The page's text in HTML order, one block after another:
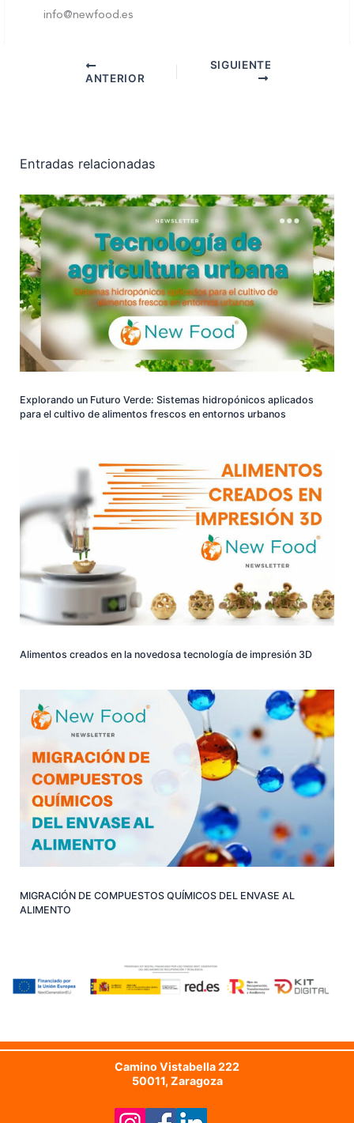
info@newfood.es
ANTERIOR
SIGUIENTE
Entradas relacionadas
Explorando un Futuro Verde: Sistemas hidropónicos aplicados
para el cultivo de alimentos frescos en entornos urbanos
Alimentos creados en la novedosa tecnología de impresión 3D
MIGRACIÓN DE COMPUESTOS QUÍMICOS DEL ENVASE AL
ALIMENTO
Camino Vistabella 222
50011, Zaragoza